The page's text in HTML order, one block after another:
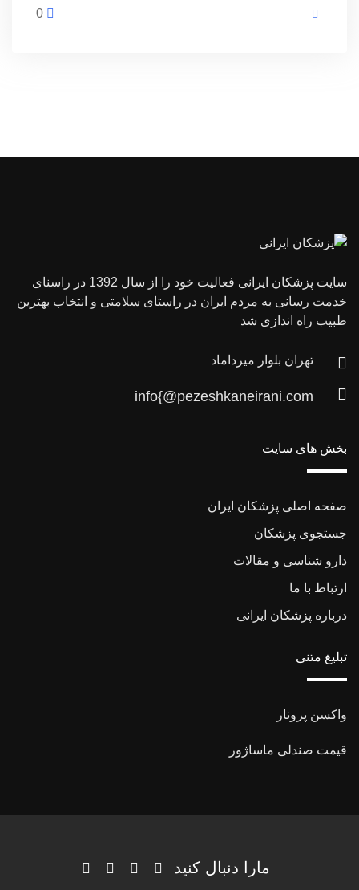
سایت پزشکان ایرانی فعالیت خود را از سال 1392 در راسنای
خدمت رسانی به مردم ایران در راستای سلامتی و انتخاب بهترین
طبیب راه اندازی شد
تهران بلوار میرداماد
info{@pezeshkaneirani.com
بخش های سایت
صفحه اصلی پزشکان ایران
جستجوی پزشکان
دارو شناسی و مقالات
ارتباط با ما
درباره پزشکان ایرانی
تبلیغ متنی
واکسن پرونار
قیمت صندلی ماساژور
مارا دنبال کنید